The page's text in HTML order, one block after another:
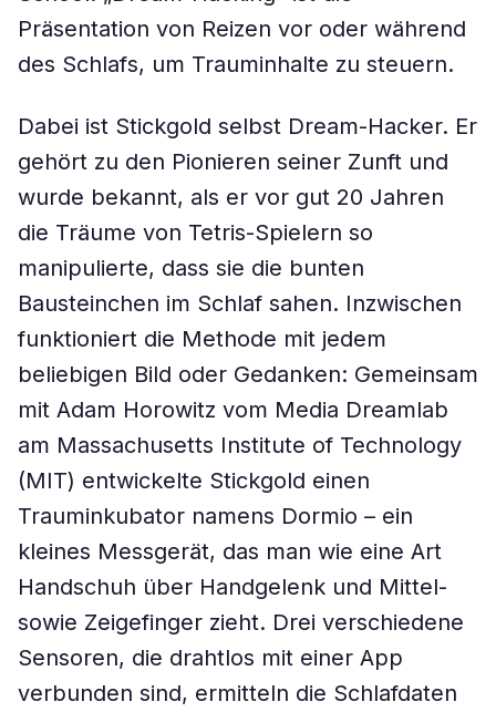
Präsentation von Reizen vor oder während
des Schlafs, um Trauminhalte zu steuern.
Dabei ist Stickgold selbst Dream-Hacker. Er
gehört zu den Pionieren seiner Zunft und
wurde bekannt, als er vor gut 20 Jahren
die Träume von Tetris-Spielern so
manipulierte, dass sie die bunten
Bausteinchen im Schlaf sahen. Inzwischen
funktioniert die Methode mit jedem
beliebigen Bild oder Gedanken: Gemeinsam
mit Adam Horowitz vom Media Dreamlab
am Massachusetts Institute of Technology
(MIT) entwickelte Stickgold einen
Trauminkubator namens Dormio – ein
kleines Messgerät, das man wie eine Art
Handschuh über Handgelenk und Mittel-
sowie Zeigefinger zieht. Drei verschiedene
Sensoren, die drahtlos mit einer App
verbunden sind, ermitteln die Schlafdaten